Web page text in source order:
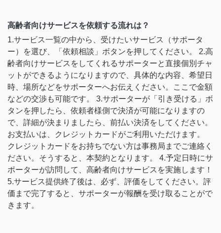
高齢者向けサービスを依頼する流れは？
1.サービス一覧の中から、受けたいサービス（サポータ
ー）を選び、「依頼相談」ボタンを押してください。 2.高
齢者向けサービスをしてくれるサポーターと直接個別チャ
ットができるようになりますので、具体的な内容、希望日
時、場所などをサポーターへお伝えください。ここで金額
などの交渉も可能です。 3.サポーターが「引き受ける」ボ
タンを押したら、依頼者様側で決済が可能になりますの
で、詳細が決まりましたら、前払い決済をしてください。
お支払いは、クレジットカードがご利用いただけます。
クレジットカードをお持ちでない方は事務局までご連絡く
ださい。そうすると、本契約となります。 4.予定日時にサ
ポーターが訪問して、高齢者向けサービスを実施します！
5.サービス提供終了後は、必ず、評価をしてください。評
価まで完了すると、サポーターが報酬を受け取ることがで
きます。